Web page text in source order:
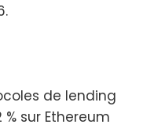
de lending
% sur Ethereum